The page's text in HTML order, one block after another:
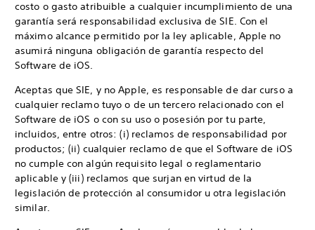
costo o gasto atribuible a cualquier incumplimiento de una
garantía será responsabilidad exclusiva de SIE. Con el
máximo alcance permitido por la ley aplicable, Apple no
asumirá ninguna obligación de garantía respecto del
Software de iOS.
Aceptas que SIE, y no Apple, es responsable de dar curso a
cualquier reclamo tuyo o de un tercero relacionado con el
Software de iOS o con su uso o posesión por tu parte,
incluidos, entre otros: (i) reclamos de responsabilidad por
productos; (ii) cualquier reclamo de que el Software de iOS
no cumple con algún requisito legal o reglamentario
aplicable y (iii) reclamos que surjan en virtud de la
legislación de protección al consumidor u otra legislación
similar.